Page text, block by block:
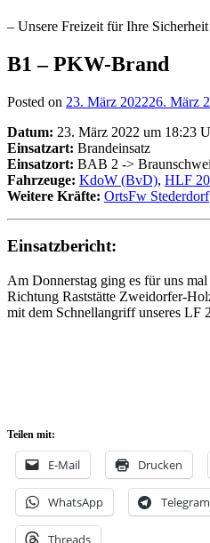
– Unsere Freizeit für Ihre
B1 – PKW-Brand
Posted on 23. März 202226. März
Datum: 23. März 2022 um 18:23
Einsatzart: Brandeinsatz
Einsatzort: BAB 2 ->
Fahrzeuge: KdoW (BvD), HLF 20
Weitere Kräfte: OrtsFw Stederdorf
Einsatzbericht:
Am Donnerstag ging es für uns
Richtung Raststätte Zweidorfer-
mit dem Schnellangriff unseres LF
Teilen mit:
E-Mail Drucken
WhatsApp Telegram
Threads